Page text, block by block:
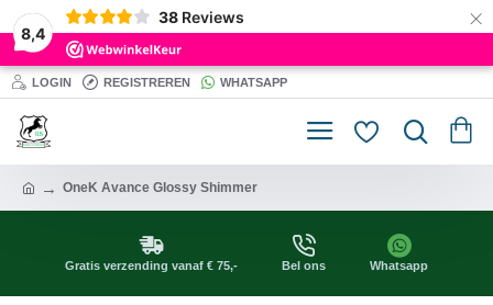
8,4
38 Reviews ×
LOGIN REGISTREREN WHATSAPP
OneK Avance Glossy Shimmer
Gratis verzending vanaf € 75,- Bel ons Whatsapp